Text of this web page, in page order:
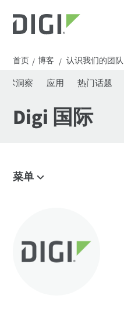
首页 / 博客 / 认识我们的团队
术洞察 应用 热门话题
Digi 国际
菜单
应用